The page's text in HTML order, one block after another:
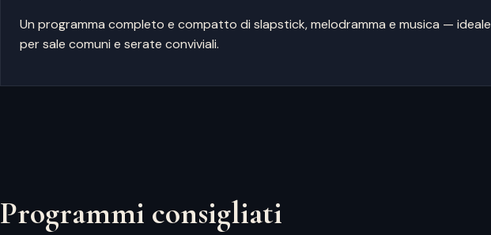
Un programma completo e compatto di slapstick, melodramma e musica — ideale
per sale comuni e serate conviviali.
Programmi consigliati